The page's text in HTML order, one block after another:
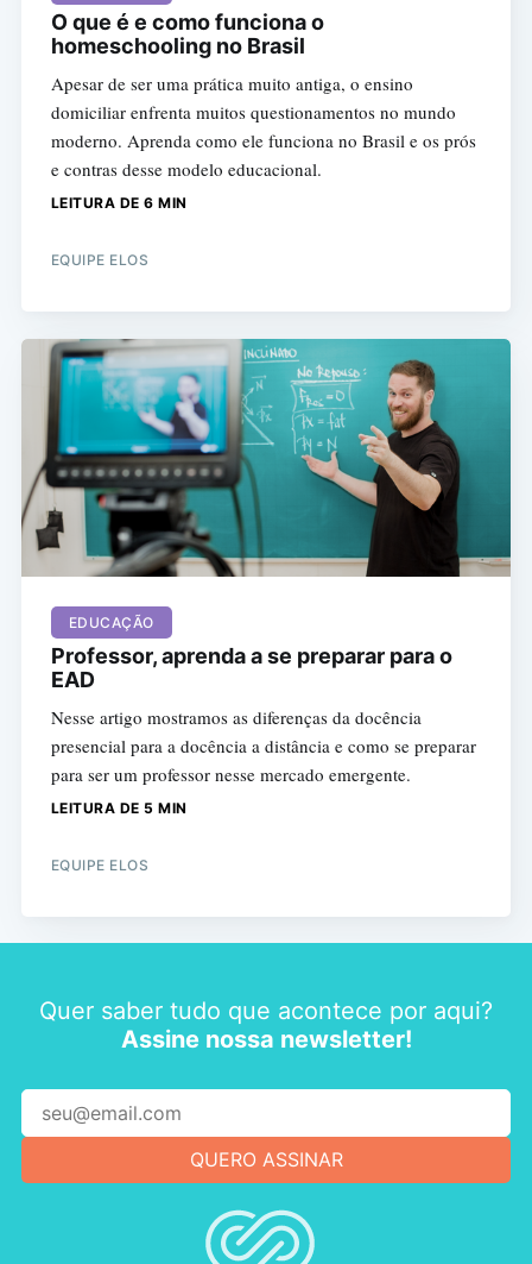
O que é e como funciona o
homeschooling no Brasil
Apesar de ser uma prática muito antiga, o ensino
domiciliar enfrenta muitos questionamentos no mundo
moderno. Aprenda como ele funciona no Brasil e os prós
e contras desse modelo educacional.
LEITURA DE 6 MIN
EQUIPE ELOS
EDUCAÇÃO
Professor, aprenda a se preparar para o
EAD
Nesse artigo mostramos as diferenças da docência
presencial para a docência a distância e como se preparar
para ser um professor nesse mercado emergente.
LEITURA DE 5 MIN
EQUIPE ELOS
Quer saber tudo que acontece por aqui?
Assine nossa newsletter!